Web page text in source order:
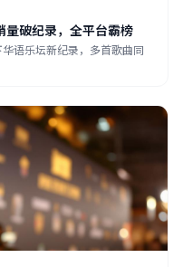
量破纪录，全平台霸榜
语乐坛新纪录，多首歌曲同